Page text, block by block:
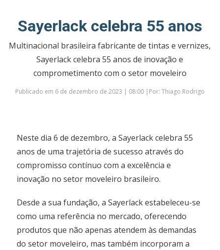
Sayerlack celebra 55 anos
Multinacional brasileira fabricante de tintas e vernizes,
Sayerlack celebra 55 anos de inovação e
comprometimento com o setor moveleiro
Publicado em 6 de dezembro de 2023 | 08:00 |Por: Thiago Rodrigo
Neste dia 6 de dezembro, a Sayerlack celebra 55
anos de uma trajetória de sucesso através do
compromisso contínuo com a excelência e
inovação no setor moveleiro brasileiro.
Desde a sua fundação, a Sayerlack estabeleceu-se
como uma referência no mercado, oferecendo
produtos que não apenas atendem às demandas
do setor moveleiro, mas também incorporam a